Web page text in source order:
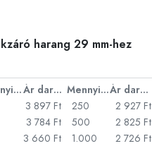
harang 29 mm-hez
Mennyiség Ár darabonként Mennyiség
Ár darabonként
3 897 Ft
3 784 Ft
3 660 Ft
250
2 927 Ft
500
2 825 Ft
1.000
2 726 Ft